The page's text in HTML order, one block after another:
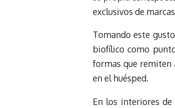
exclusivos de
Tomando este
biofílico como
formas que remiten
en el huésped.
En los interiores